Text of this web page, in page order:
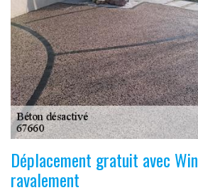
Déplacement gratuit avec
ravalement